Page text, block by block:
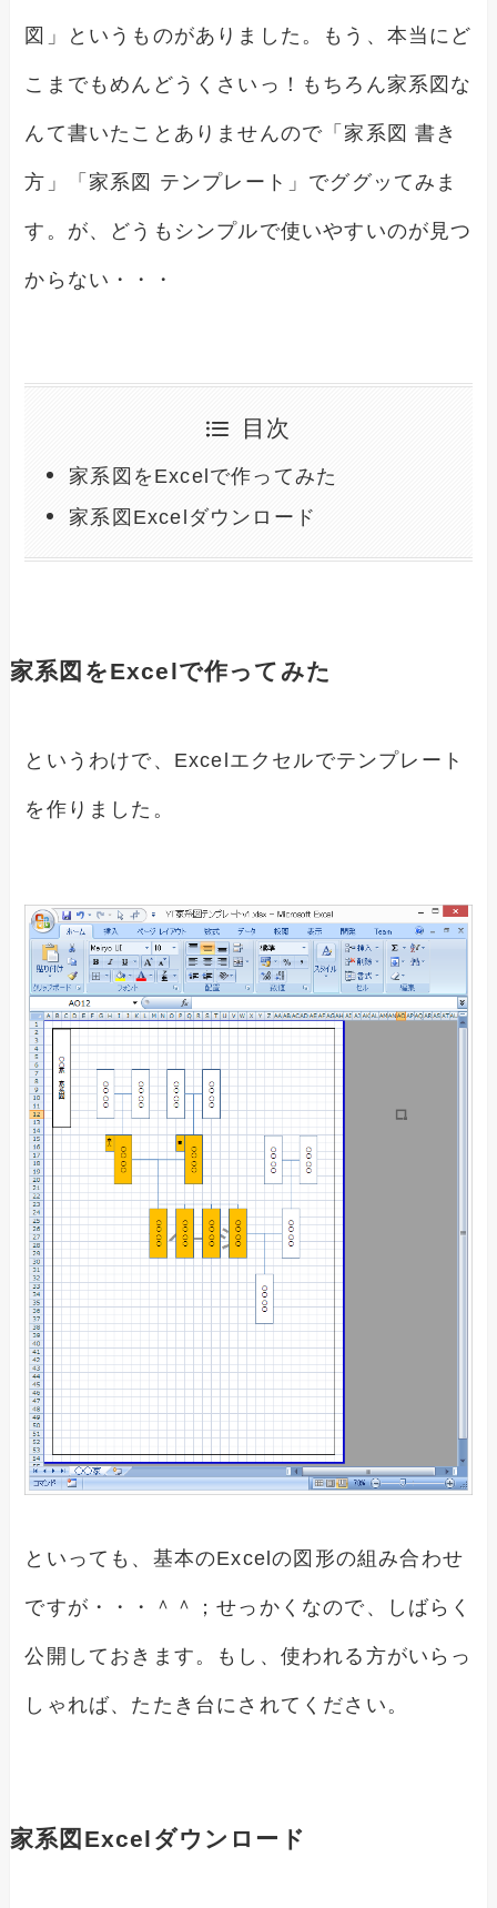
図」というものがありました。もう、本当にど
こまでもめんどうくさいっ！もちろん家系図な
んて書いたことありませんので「家系図 書き
方」「家系図 テンプレート」でググッてみま
す。が、どうもシンプルで使いやすいのが見つ
からない・・・
目次
家系図をExcelで作ってみた
家系図Excelダウンロード
家系図をExcelで作ってみた
というわけで、Excelエクセルでテンプレート
を作りました。
といっても、基本のExcelの図形の組み合わせ
ですが・・・＾＾；せっかくなので、しばらく
公開しておきます。もし、使われる方がいらっ
しゃれば、たたき台にされてください。
家系図Excelダウンロード